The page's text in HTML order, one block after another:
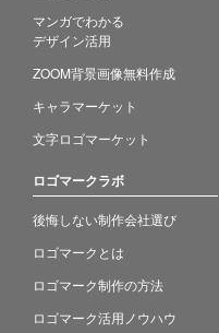
マンガでわかる
デザイン活用
ZOOM背景画像無料作成
キャラマーケット
文字ロゴマーケット
ロゴマークラボ
後悔しない制作会社選び
ロゴマークとは
ロゴマーク制作の方法
ロゴマーク活用ノウハウ